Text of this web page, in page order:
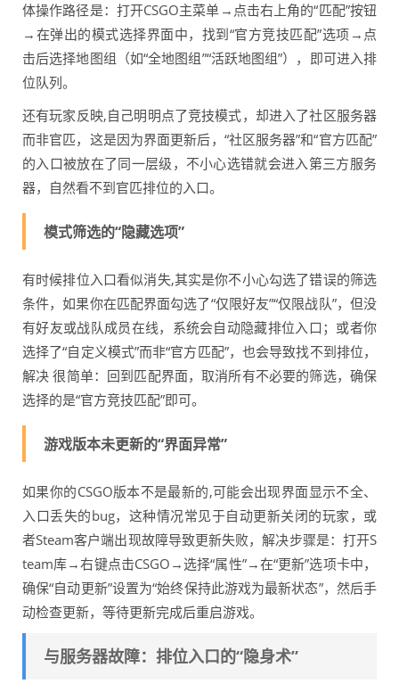
体操作路径是：打开CSGO主菜单→点击右上角的“匹配”按钮
→在弹出的模式选择界面中，找到“官方竞技匹配”选项→点
击后选择地图组（如“全地图组”“活跃地图组”），即可进入排
位队列。
还有玩家反映,自己明明点了竞技模式，却进入了社区服务器
而非官匹，这是因为界面更新后，“社区服务器”和“官方匹配”
的入口被放在了同一层级，不小心选错就会进入第三方服务
器，自然看不到官匹排位的入口。
模式筛选的“隐藏选项”
有时候排位入口看似消失,其实是你不小心勾选了错误的筛选
条件，如果你在匹配界面勾选了“仅限好友”“仅限战队”，但没
有好友或战队成员在线，系统会自动隐藏排位入口；或者你
选择了“自定义模式”而非“官方匹配”，也会导致找不到排位，
解决 很简单：回到匹配界面，取消所有不必要的筛选，确保
选择的是“官方竞技匹配”即可。
游戏版本未更新的“界面异常”
如果你的CSGO版本不是最新的,可能会出现界面显示不全、
入口丢失的bug，这种情况常见于自动更新关闭的玩家，或
者Steam客户端出现故障导致更新失败，解决步骤是：打开S
team库→右键点击CSGO→选择“属性”→在“更新”选项卡中，
确保“自动更新”设置为“始终保持此游戏为最新状态”，然后手
动检查更新，等待更新完成后重启游戏。
与服务器故障：排位入口的“隐身术”